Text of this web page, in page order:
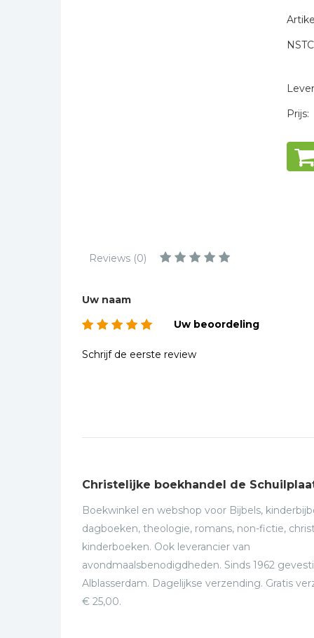
Prijs:
Reviews (0)
Uw naam
Uw beoordeling
Schrijf de eerste review
Christelijke boekhandel de
Boekwinkel en webshop voor Bijbels,
dagboeken, theologie, romans, non-fictie,
kinderboeken. Ook leverancier van
avondmaalsbenodigdheden. Sinds 1962
Alblasserdam. Dagelijkse verzending. Gratis
€ 25,00.